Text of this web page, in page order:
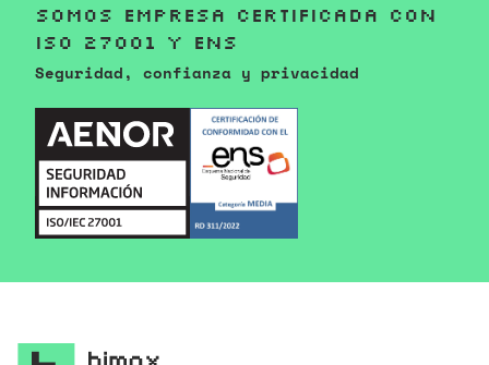
Somos empresa certificada con
ISO 27001 y ENS
Seguridad, confianza y privacidad